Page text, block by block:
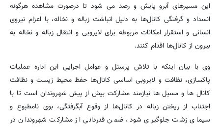
این مسیرهای آبرو پایش و رصد می شود تا درصورت مشاهده هرگونه
انسداد و گرفتگی کانال‌ها به دلیل انباشت زباله و نخاله، با اعزام نیروی
انسانی و استقرار امکانات مربوطه برای لایروبی و انتقال زباله و نخاله به
بیرون از کانال‌ها اقدام کنند.
وی با بیان اینکه با تلاش پرسنل و عوامل اجرایی این اداره عملیات
پاکسازی، نظافت و لایروبی اساسی کانال‌هاحفظ محیط زیست و نظافت
کانال ها و مسیل ها نیازمند مشارکت بیش از پیش شهروندان است تا با
اجتناب از ریختن زباله در کانال‌ها از وقوع آبگرفتگی، بوی نامطبوع و
سیمای زشت جلوگیری شود، ضمن قدردانی از مشارکت شهروندان در